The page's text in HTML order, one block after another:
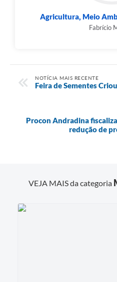
Agricultura, Meio
Fabrício
NOTÍCIA MAIS RECENTE
Feira de Sementes
Procon Andradina
redução de
VEJA MAIS da categoria